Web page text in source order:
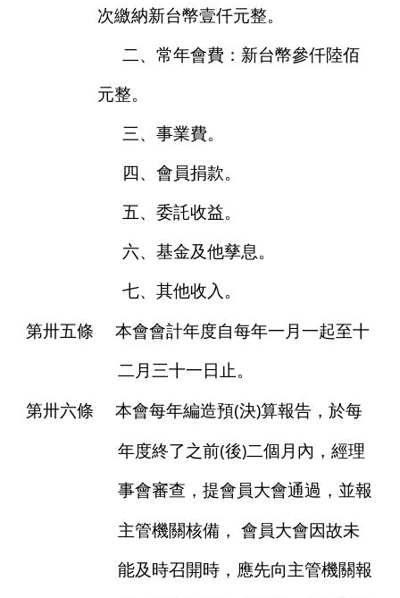
次繳納新台幣壹仟元整。
二、常年會費：新台幣參仟陸佰
元整。
三、事業費。
四、會員捐款。
五、委託收益。
六、基金及他孳息。
七、其他收入。
第卅五條 本會會計年度自每年一月一起至十
二月三十一日止。
第卅六條 本會每年編造預(決)算報告，於每
年度終了之前(後)二個月內，經理
事會審查，提會員大會通過，並報
主管機關核備， 會員大會因故未
能及時召開時，應先向主管機關報